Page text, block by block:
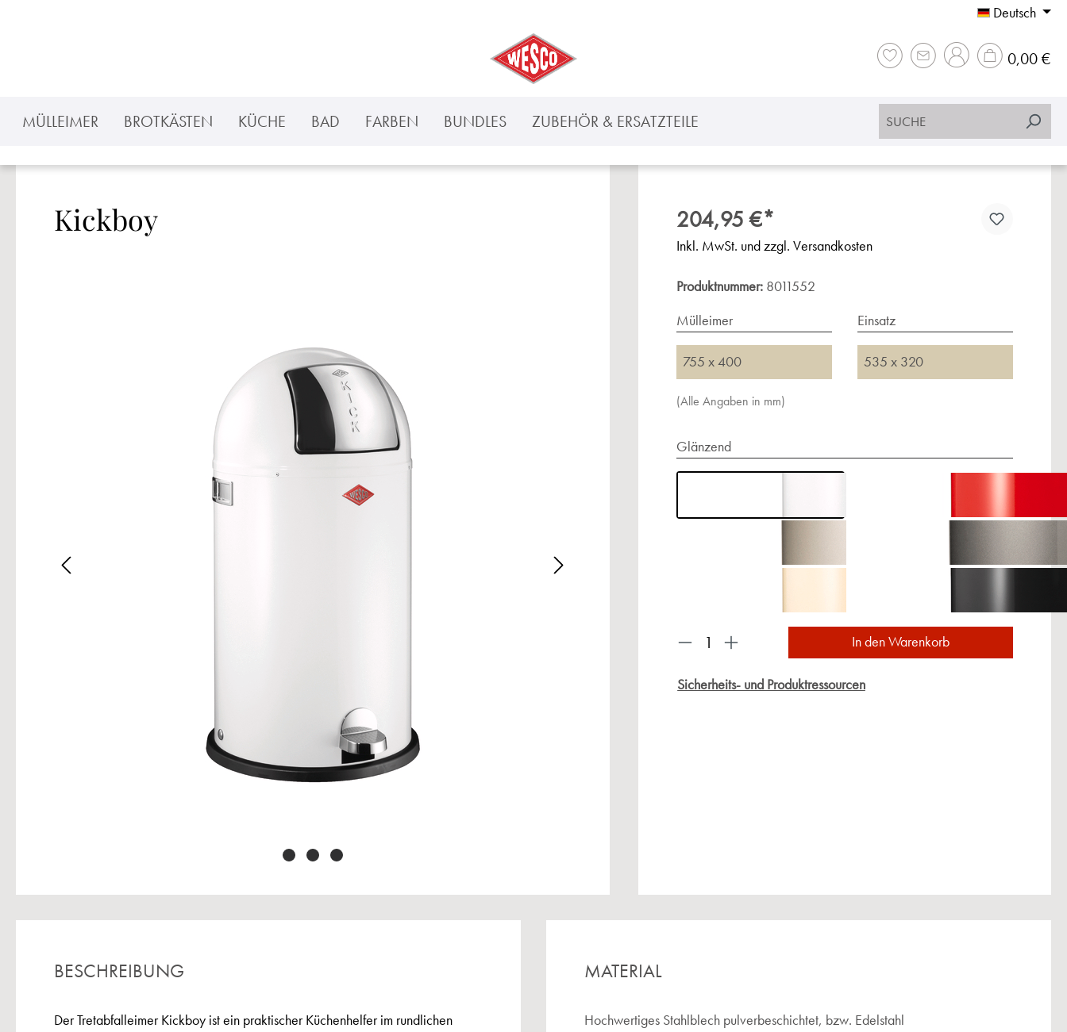
Deutsch
0,00 €
MÜLLEIMER BROTKÄSTEN KÜCHE BAD FARBEN BUNDLES ZUBEHÖR & ERSATZTEILE
Kickboy 204,95 €*
Inkl. MwSt. und zzgl. Versandkosten
Produktnummer: 8011552
Mülleimer
755 x 400
Einsatz
535 x 320
(Alle Angaben in mm)
Glänzend
Produkt Anzahl: Gib den gewünschten Wert ein
In den Warenkorb
Sicherheits- und Produktressourcen
BESCHREIBUNG
Der Tretabfalleimer Kickboy ist ein praktischer Küchenhelfer im rundlichen
MATERIAL
Hochwertiges Stahlblech pulverbeschichtet, bzw. Edelstahl